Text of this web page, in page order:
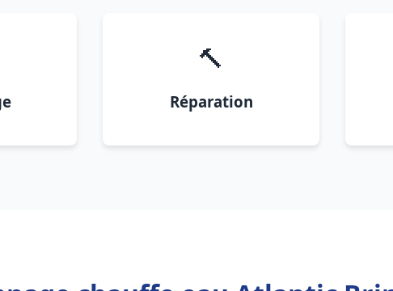
🔨
Réparation